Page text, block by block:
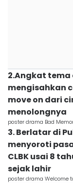
2.Angkat tema
mengisahkan
move on dari
menolongnya
poster drama Bad
3. Berlatar di
menyoroti
CLBK usai 8
sejak lahir
poster drama